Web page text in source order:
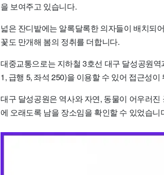
을 보여주고 있습니다.
넓은 잔디밭에는 알록달록한 의자들이 배치되
꽃도 만개해 봄의 정취를 더합니다.
대중교통으로는 지하철 3호선 대구 달성공원
1, 급행 5, 좌석 250)을 이용할 수 있어 접근성이
대구 달성공원은 역사와 자연, 동물이 어우러
에 오래도록 남을 장소임을 확인할 수 있었습니